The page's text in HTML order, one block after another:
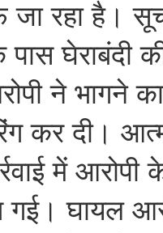
जा रहा है।
घेराबंदी
ने भागने
कर दी।
में
गई। घायल